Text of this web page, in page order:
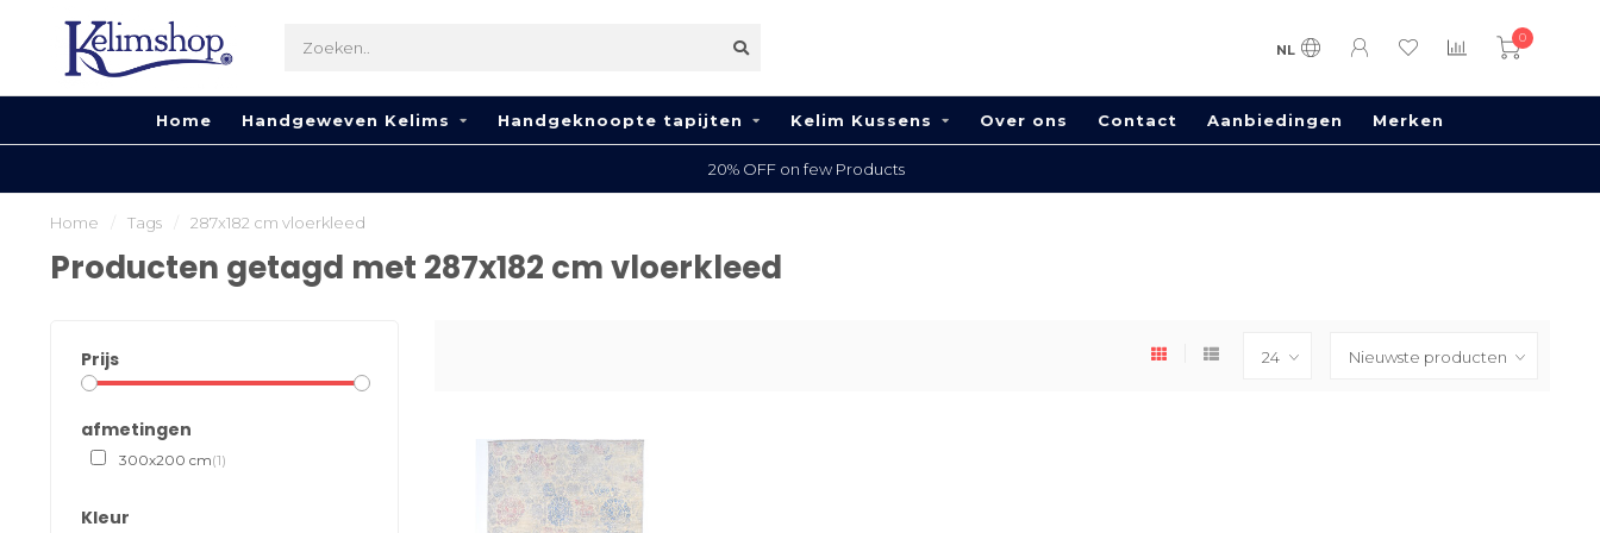
NL
0
Home Handgeweven Kelims Handgeknoopte tapijten Kelim Kussens Over ons Contact Aanbiedingen Merken
20% OFF on few Products
Home Tags 287x182 cm vloerkleed
Producten getagd met 287x182 cm vloerkleed
Prijs
afmetingen
300x200 cm(1)
Kleur